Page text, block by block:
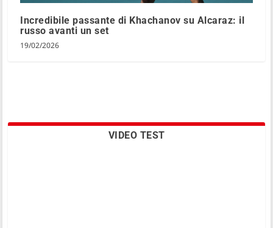
Incredibile passante di Khachanov su Alcaraz: il
russo avanti un set
19/02/2026
VIDEO TEST